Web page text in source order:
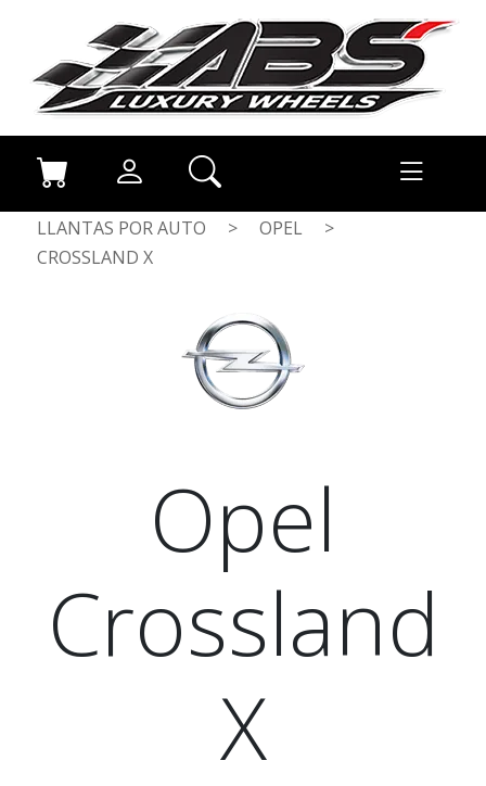
LLANTAS POR AUTO > OPEL
>
CROSSLAND X
Opel
Crossland
X